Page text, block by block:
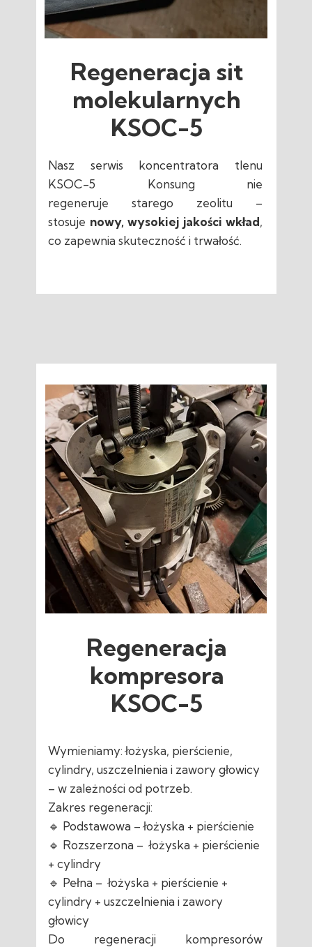
Regeneracja sit
molekularnych
KSOC-5
Nasz serwis koncentratora tlenu
KSOC-5 Konsung nie
regeneruje starego zeolitu –
stosuje nowy, wysokiej jakości wkład,
co zapewnia skuteczność i trwałość.
Regeneracja
kompresora
KSOC-5
Wymieniamy: łożyska, pierścienie,
cylindry, uszczelnienia i zawory głowicy
– w zależności od potrzeb.
Zakres regeneracji:
🔹 Podstawowa – łożyska + pierścienie
🔹 Rozszerzona – łożyska + pierścienie
+ cylindry
🔹 Pełna – łożyska + pierścienie +
cylindry + uszczelnienia i zawory
głowicy
Do regeneracji kompresorów